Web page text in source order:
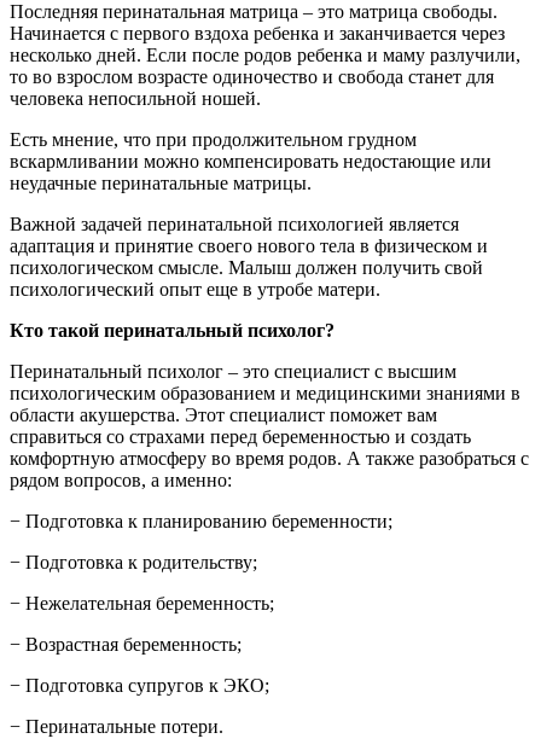
Последняя перинатальная матрица – это матрица свободы.
Начинается с первого вздоха ребенка и заканчивается через
несколько дней. Если после родов ребенка и маму разлучили,
то во взрослом возрасте одиночество и свобода станет для
человека непосильной ношей.
Есть мнение, что при продолжительном грудном
вскармливании можно компенсировать недостающие или
неудачные перинатальные матрицы.
Важной задачей перинатальной психологией является
адаптация и принятие своего нового тела в физическом и
психологическом смысле. Малыш должен получить свой
психологический опыт еще в утробе матери.
Кто такой перинатальный психолог?
Перинатальный психолог – это специалист с высшим
психологическим образованием и медицинскими знаниями в
области акушерства. Этот специалист поможет вам
справиться со страхами перед беременностью и создать
комфортную атмосферу во время родов. А также разобраться с
рядом вопросов, а именно:
− Подготовка к планированию беременности;
− Подготовка к родительству;
− Нежелательная беременность;
− Возрастная беременность;
− Подготовка супругов к ЭКО;
− Перинатальные потери.